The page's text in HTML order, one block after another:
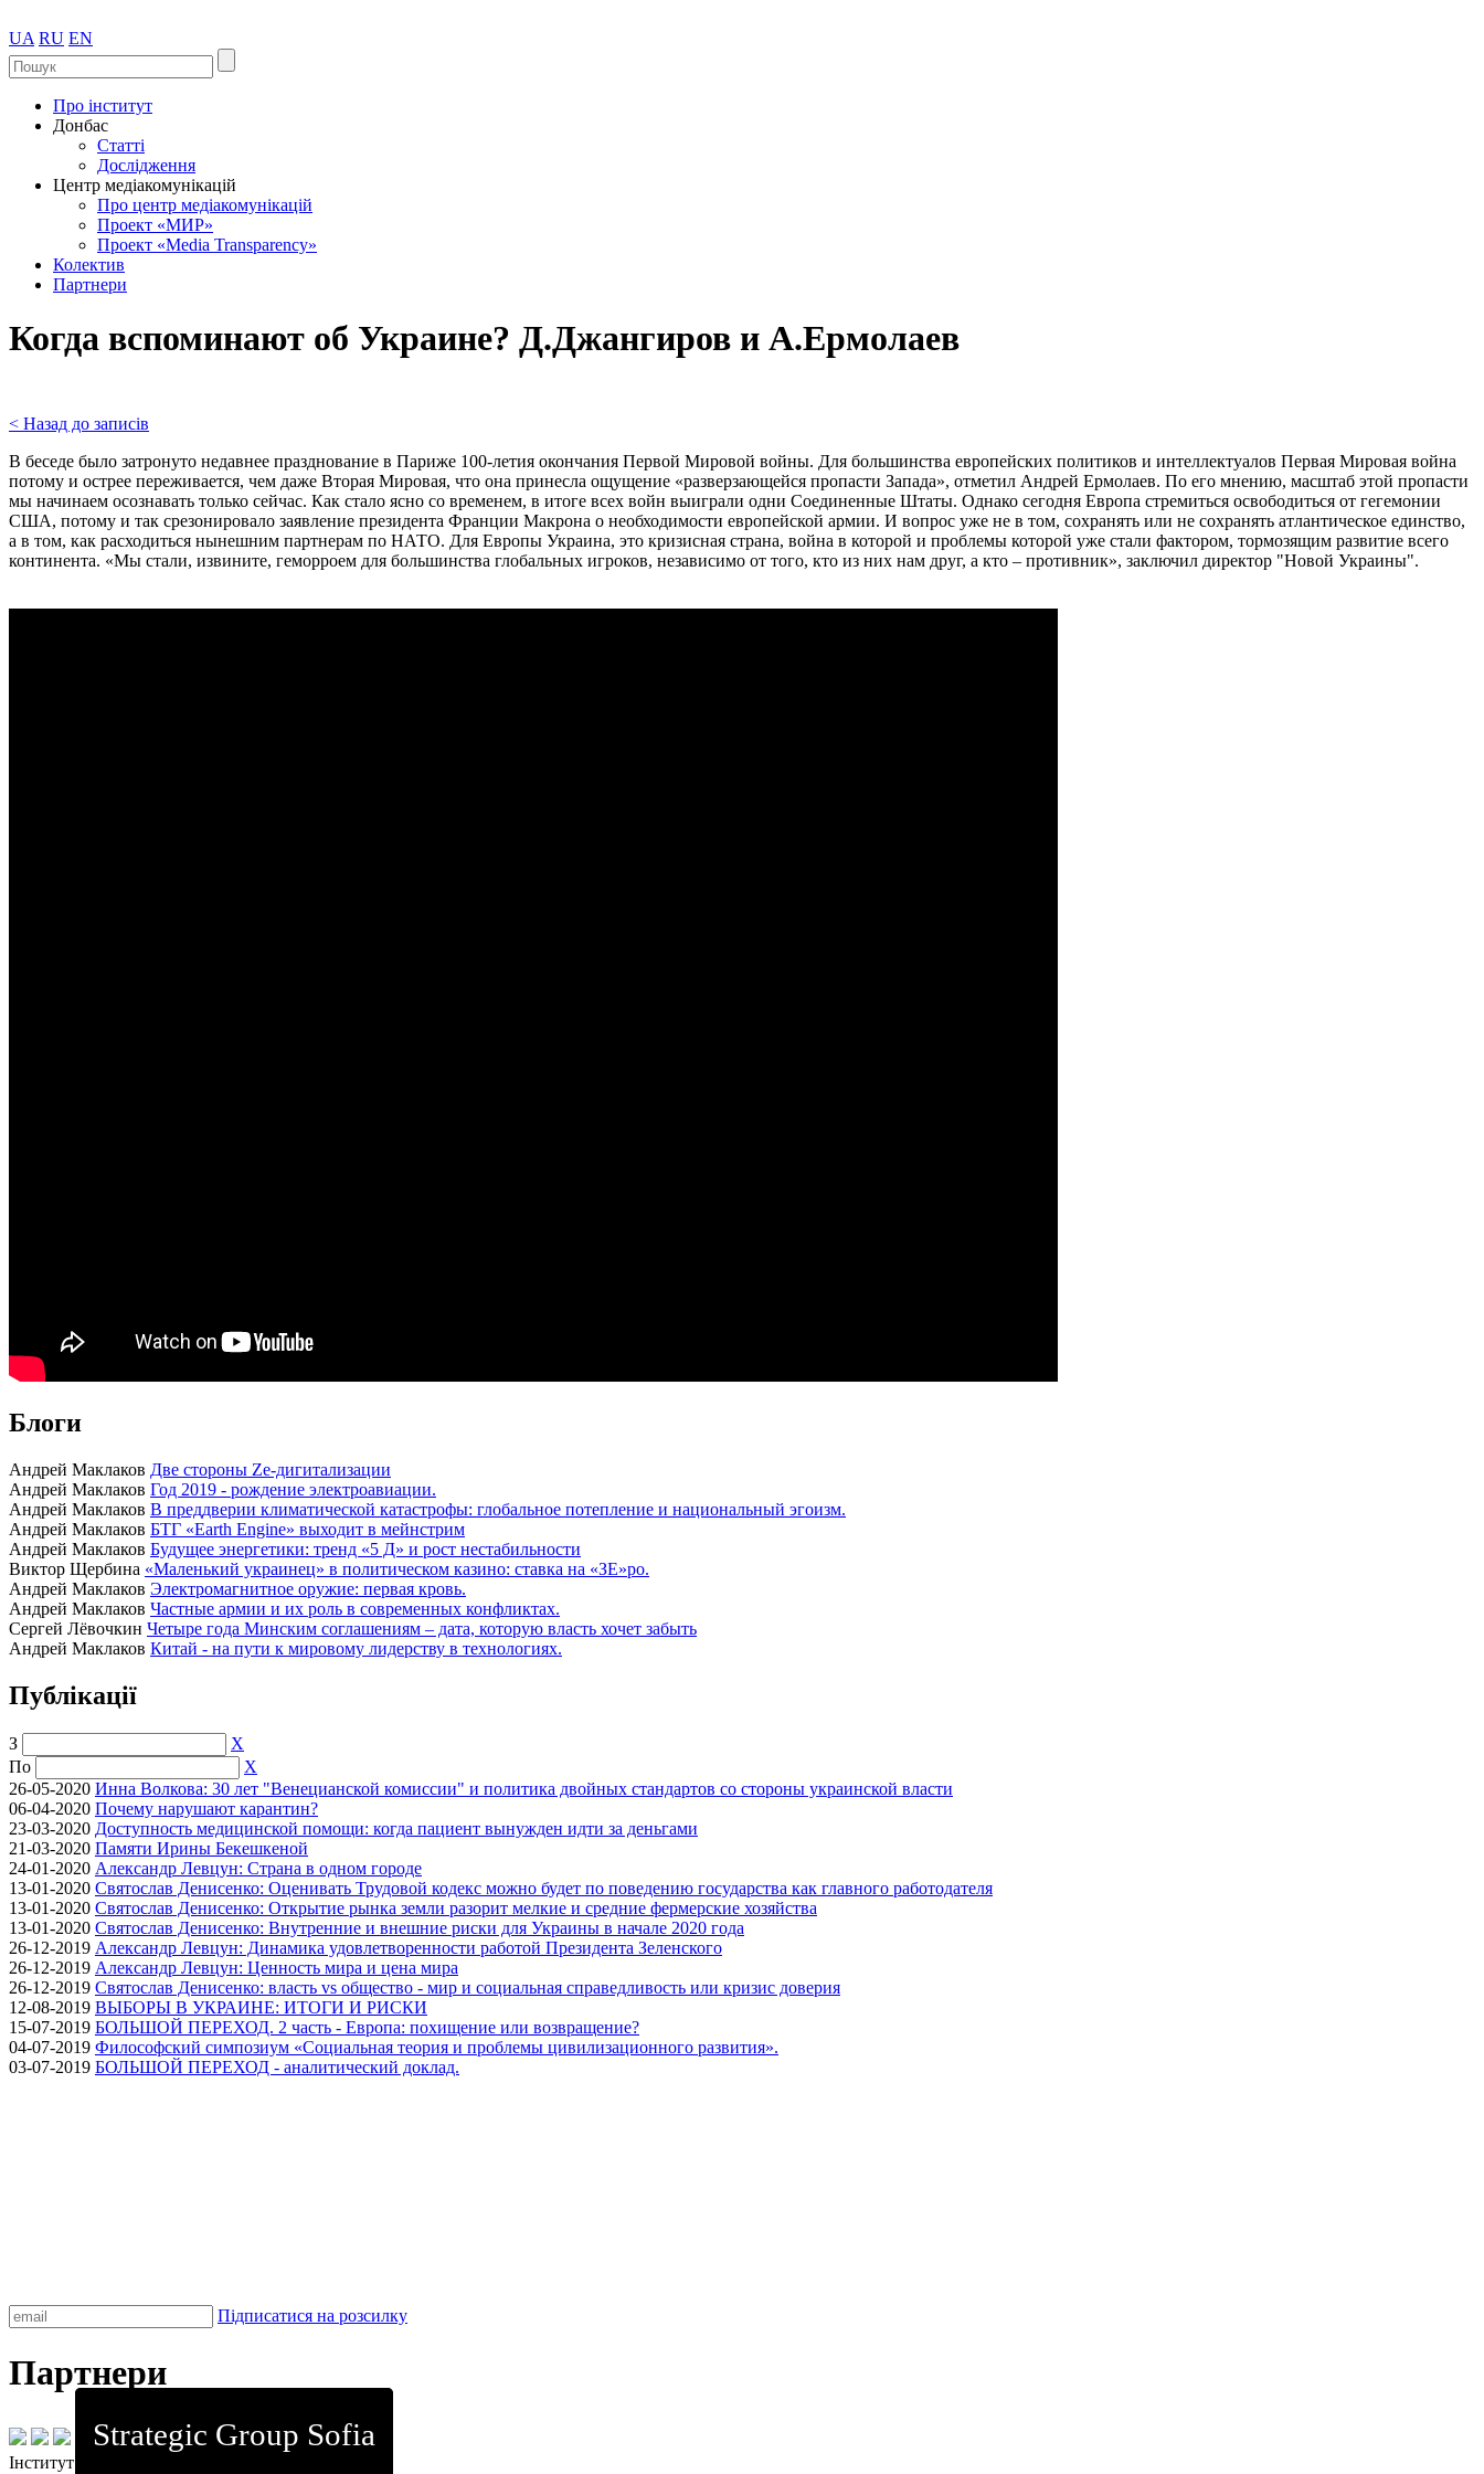
UA RU EN
Про інститут
Донбас
Статті
Дослідження
Центр медіакомунікацій
Про центр медіакомунікацій
Проект «МИР»
Проект «Media Transparency»
Колектив
Партнери
Когда вспоминают об Украине? Д.Джангиров и А.Ермолаев
< Назад до записів
В беседе было затронуто недавнее празднование в Париже 100-летия окончания Первой Мировой войны. Для большинства европейских политиков и интеллектуалов Первая Мировая война
потому и острее переживается, чем даже Вторая Мировая, что она принесла ощущение «разверзающейся пропасти Запада», отметил Андрей Ермолаев. По его мнению, масштаб этой пропасти
мы начинаем осознавать только сейчас. Как стало ясно со временем, в итоге всех войн выиграли одни Соединенные Штаты. Однако сегодня Европа стремиться освободиться от гегемонии
США, потому и так срезонировало заявление президента Франции Макрона о необходимости европейской армии. И вопрос уже не в том, сохранять или не сохранять атлантическое единство,
а в том, как расходиться нынешним партнерам по НАТО. Для Европы Украина, это кризисная страна, война в которой и проблемы которой уже стали фактором, тормозящим развитие всего
континента. «Мы стали, извините, геморроем для большинства глобальных игроков, независимо от того, кто из них нам друг, а кто – противник», заключил директор "Новой Украины".
Блоги
Андрей Маклаков Две стороны Ze-дигитализации
Андрей Маклаков Год 2019 - рождение электроавиации.
Андрей Маклаков В преддверии климатической катастрофы: глобальное потепление и национальный эгоизм.
Андрей Маклаков БТГ «Earth Engine» выходит в мейнстрим
Андрей Маклаков Будущее энергетики: тренд «5 Д» и рост нестабильности
Виктор Щербина «Маленький украинец» в политическом казино: ставка на «ЗЕ»ро.
Андрей Маклаков Электромагнитное оружие: первая кровь.
Андрей Маклаков Частные армии и их роль в современных конфликтах.
Сергей Лёвочкин Четыре года Минским соглашениям – дата, которую власть хочет забыть
Андрей Маклаков Китай - на пути к мировому лидерству в технологиях.
Публікації
З
X
По
X
26-05-2020 Инна Волкова: 30 лет "Венецианской комиссии" и политика двойных стандартов со стороны украинской власти
06-04-2020 Почему нарушают карантин?
23-03-2020 Доступность медицинской помощи: когда пациент вынужден идти за деньгами
21-03-2020 Памяти Ирины Бекешкеной
24-01-2020 Александр Левцун: Страна в одном городе
13-01-2020 Святослав Денисенко: Оценивать Трудовой кодекс можно будет по поведению государства как главного работодателя
13-01-2020 Святослав Денисенко: Открытие рынка земли разорит мелкие и средние фермерские хозяйства
13-01-2020 Святослав Денисенко: Внутренние и внешние риски для Украины в начале 2020 года
26-12-2019 Александр Левцун: Динамика удовлетворенности работой Президента Зеленского
26-12-2019 Александр Левцун: Ценность мира и цена мира
26-12-2019 Святослав Денисенко: власть vs общество - мир и социальная справедливость или кризис доверия
12-08-2019 ВЫБОРЫ В УКРАИНЕ: ИТОГИ И РИСКИ
15-07-2019 БОЛЬШОЙ ПЕРЕХОД. 2 часть - Европа: похищение или возвращение?
04-07-2019 Философский симпозиум «Социальная теория и проблемы цивилизационного развития».
03-07-2019 БОЛЬШОЙ ПЕРЕХОД - аналитический доклад.
Підписатися на розсилку
Партнери
Strategic Group Sofia
Інститут стратегічних досліджень